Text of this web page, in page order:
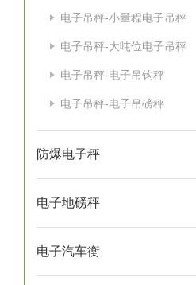
电子吊秤-小量程电子吊秤
电子吊秤-大吨位电子吊秤
电子吊秤-电子吊钩秤
电子吊秤-电子吊磅秤
防爆电子秤
电子地磅秤
电子汽车衡